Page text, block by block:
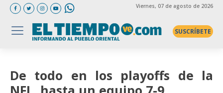
Viernes, 07 de agosto de 2026
SUSCRÍBETE
De todo en los playoffs de la